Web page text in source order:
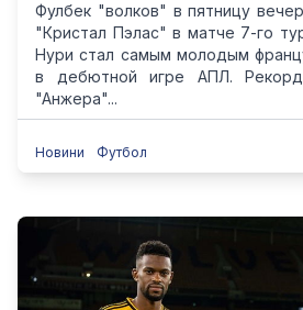
Фулбек "волков" в пятницу
"Кристал Пэлас" в матче 7-го
Нури стал самым молодым
в дебютной игре АПЛ.
"Анжера"...
Новини Футбол